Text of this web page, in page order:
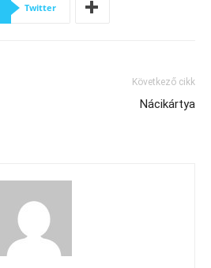
Twitter
Következő cikk
Nácikártya